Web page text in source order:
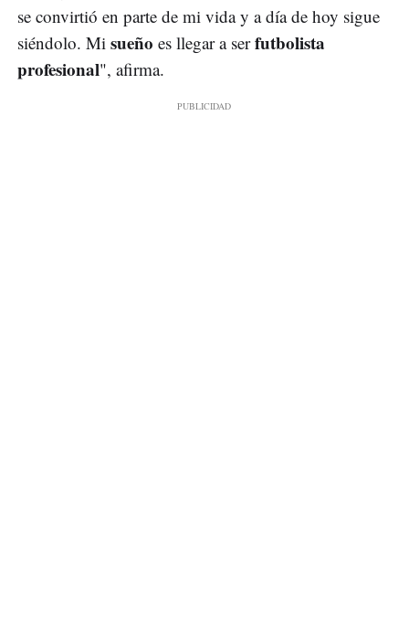
se convirtió en parte de mi vida y a día de hoy sigue
siéndolo. Mi sueño es llegar a serfutbolista
profesional", afirma.